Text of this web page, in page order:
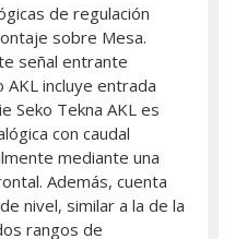
de regulación
sobre Mesa.
señal entrante
AKL incluye entrada
Seko Tekna AKL es
con caudal
mediante una
Además, cuenta
nivel, similar a la de la
rangos de